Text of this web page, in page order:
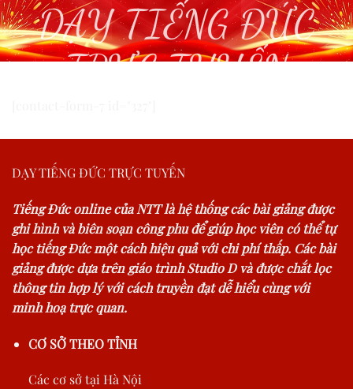
DẠY TIẾNG ĐỨC
TRỰC TUYẾN
DẠY TIẾNG ĐỨC TRỰC TUYẾN
Tiếng Đức online của NTT là hệ thống các bài giảng được
ghi hình và biên soạn công phu để giúp học viên có thể tự
học tiếng Đức một cách hiệu quả với chi phí thấp. Các bài
giảng được dựa trên giáo trình Studio D và được chắt lọc
thông tin hợp lý với cách truyền đạt dễ hiểu cùng với
minh hoạ trực quan.
CƠ SỞ THEO TỈNH
Các cơ sở tại Hà Nội